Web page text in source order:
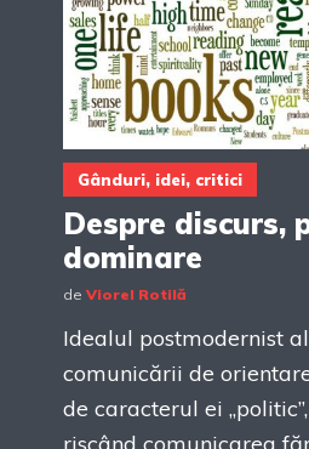
Gânduri, idei, critici
Despre discurs,
dominare
de Viorel Rotilă
Idealul postmodernist
comunicării de
de caracterul ei